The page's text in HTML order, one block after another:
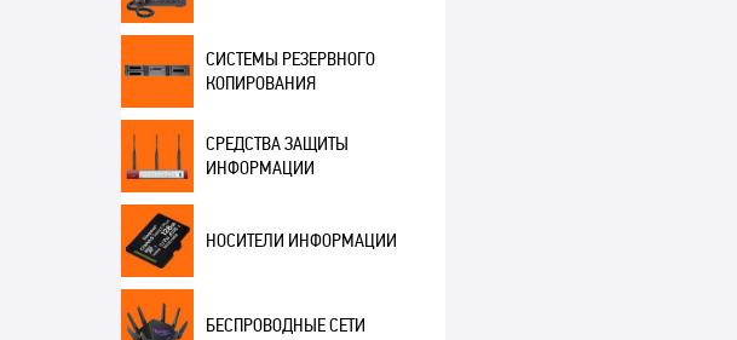
СИСТЕМЫ РЕЗЕРВНОГО
КОПИРОВАНИЯ
СРЕДСТВА ЗАЩИТЫ
ИНФОРМАЦИИ
НОСИТЕЛИ ИНФОРМАЦИИ
БЕСПРОВОДНЫЕ СЕТИ